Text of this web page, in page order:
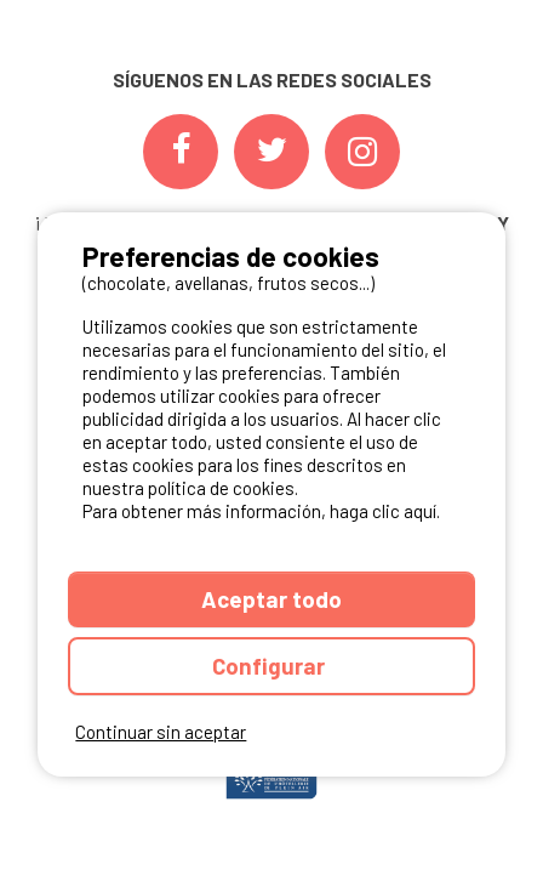
SÍGUENOS EN LAS REDES SOCIALES
¡ Y NO TE PIERDAS NUESTRAS
OFERTAS, CONCURSOS Y
NOVEDADESINSCRIBIÉNDOTE A NUESTRA
NEWSLETTER!
ME INSCRIBO
NUESTROS PARTNERS
Continuar sin aceptar
Preferencias de cookies
(chocolate, avellanas, frutos secos...)
Utilizamos cookies que son estrictamente
necesarias para el funcionamiento del sitio, el
rendimiento y las preferencias. También
podemos utilizar cookies para ofrecer
publicidad dirigida a los usuarios. Al hacer clic
en aceptar todo, usted consiente el uso de
estas cookies para los fines descritos en
nuestra política de cookies.
Para obtener más información, haga clic aquí.
Aceptar todo
Configurar